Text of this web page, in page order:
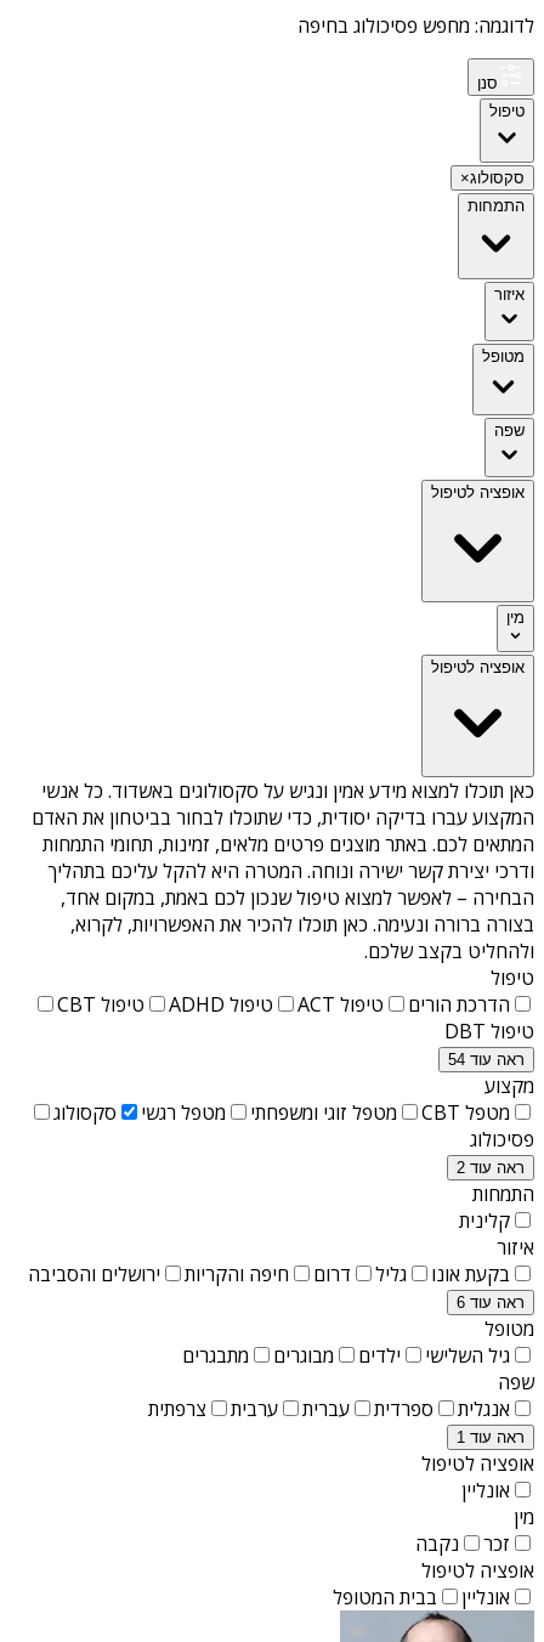
לדוגמה: מחפש פסיכולוג בחיפה
סנן
טיפול
סקסולוג×
התמחות
איזור
מטופל
שפה
אופציה לטיפול
מין
אופציה לטיפול
כאן תוכלו למצוא מידע אמין ונגיש על סקסולוגים באשדוד. כל אנשי
המקצוע עברו בדיקה יסודית, כדי שתוכלו לבחור בביטחון את האדם
המתאים לכם. באתר מוצגים פרטים מלאים, זמינות, תחומי התמחות
ודרכי יצירת קשר ישירה ונוחה. המטרה היא להקל עליכם בתהליך
הבחירה – לאפשר למצוא טיפול שנכון לכם באמת, במקום אחד,
בצורה ברורה ונעימה. כאן תוכלו להכיר את האפשרויות, לקרוא,
ולהחליט בקצב שלכם.
טיפול
הדרכת הורים
טיפול ACT טיפול ADHD
טיפול CBT
טיפול DBT
ראה עוד 54
מקצוע
מטפל CBT
מטפל זוגי ומשפחתי מטפל רגשי
סקסולוג
פסיכולוג
ראה עוד 2
התמחות
קלינית
איזור
בקעת אונו
גליל דרום חיפה והקריות ירושלים והסביבה
ראה עוד 6
מטופל
גיל השלישי
ילדים מבוגרים
מתבגרים
שפה
אנגלית
ספרדית עברית ערבית צרפתית
ראה עוד 1
אופציה לטיפול
אונליין
מין
זכר
נקבה
אופציה לטיפול
אונליין
בבית המטופל